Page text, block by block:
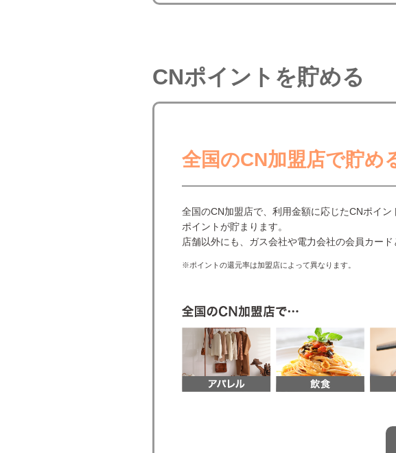
CNポイントを貯める
全国のCN加盟店で貯め
全国のCN加盟店で、利用金額に応じたCNポイ
ポイントが貯まります。
店舗以外にも、ガス会社や電力会社の会員カー
※ポイントの還元率は加盟店によって異なります。